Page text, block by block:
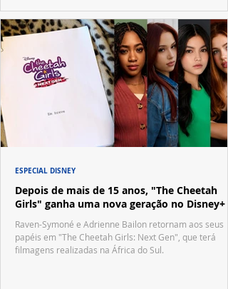
Depois de mais de 15 anos, "The Cheetah
Girls" ganha uma nova geração no Disney+
Raven-Symoné e Adrienne Bailon retornam aos seus
papéis em "The Cheetah Girls: Next Gen", que terá
filmagens realizadas na África do Sul.
ESPECIAL DISNEY